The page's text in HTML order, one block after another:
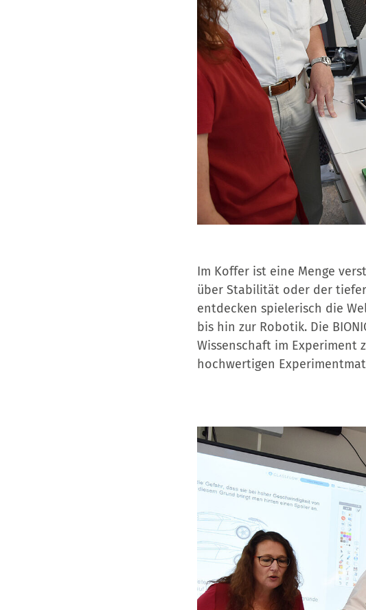
Im Koffer ist eine Menge
über Stabilität oder der
entdecken spielerisch die
bis hin zur Robotik. Die
Wissenschaft im Experiment
hochwertigen